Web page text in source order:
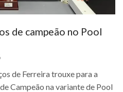
de campeão no Pool
de Ferreira trouxe para a
Campeão na variante de Pool